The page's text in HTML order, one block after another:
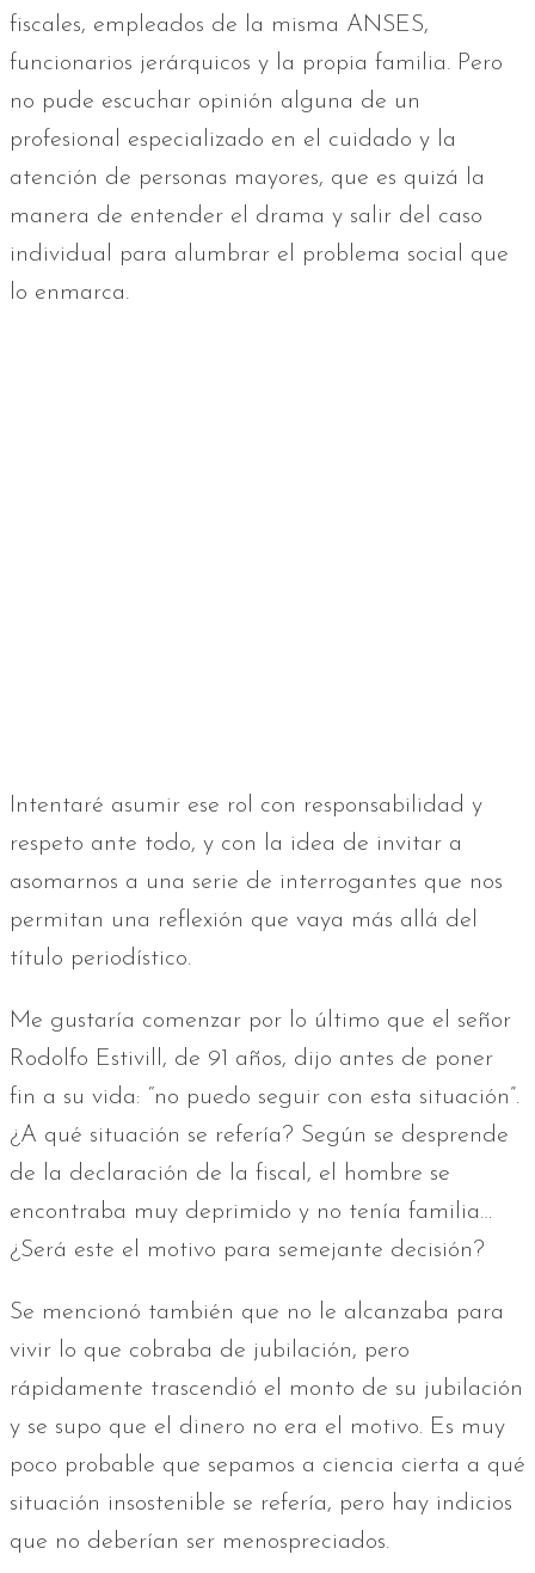
fiscales, empleados de la misma ANSES,
funcionarios jerárquicos y la propia familia. Pero
no pude escuchar opinión alguna de un
profesional especializado en el cuidado y la
atención de personas mayores, que es quizá la
manera de entender el drama y salir del caso
individual para alumbrar el problema social que
lo enmarca.
Intentaré asumir ese rol con responsabilidad y
respeto ante todo, y con la idea de invitar a
asomarnos a una serie de interrogantes que nos
permitan una reflexión que vaya más allá del
título periodístico.
Me gustaría comenzar por lo último que el señor
Rodolfo Estivill, de 91 años, dijo antes de poner
fin a su vida: “no puedo seguir con esta situación”.
¿A qué situación se refería? Según se desprende
de la declaración de la fiscal, el hombre se
encontraba muy deprimido y no tenía familia…
¿Será este el motivo para semejante decisión?
Se mencionó también que no le alcanzaba para
vivir lo que cobraba de jubilación, pero
rápidamente trascendió el monto de su jubilación
y se supo que el dinero no era el motivo. Es muy
poco probable que sepamos a ciencia cierta a qué
situación insostenible se refería, pero hay indicios
que no deberían ser menospreciados.